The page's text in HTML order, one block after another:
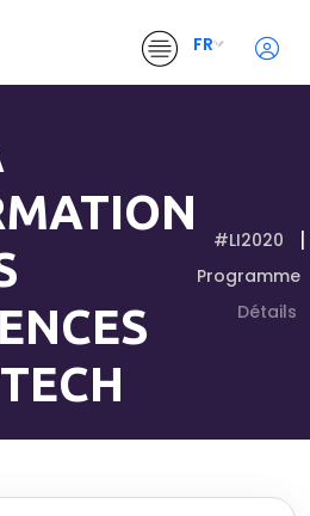
FR
#LI2020
Programme
Détails